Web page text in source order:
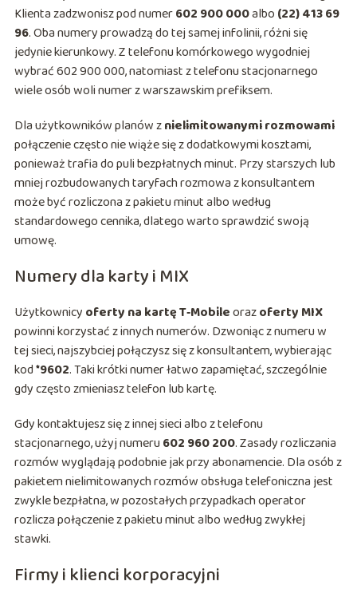
Klienta zadzwonisz pod numer602 900 000albo (22) 413 69
96. Oba numery prowadzą do tej samej infolinii, różni się
jedynie kierunkowy. Z telefonu komórkowego wygodniej
wybrać 602 900 000, natomiast z telefonu stacjonarnego
wiele osób woli numer z warszawskim prefiksem.
Dla użytkowników planów znielimitowanymi rozmowami
połączenie często nie wiąże się z dodatkowymi kosztami,
ponieważ trafia do puli bezpłatnych minut. Przy starszych lub
mniej rozbudowanych taryfach rozmowa z konsultantem
może być rozliczona z pakietu minut albo według
standardowego cennika, dlatego warto sprawdzić swoją
umowę.
Numery dla karty i MIX
Użytkownicy oferty na kartę T‑Mobileorazoferty MIX
powinni korzystać z innych numerów. Dzwoniąc z numeru w
tej sieci, najszybciej połączysz się z konsultantem, wybierając
kod*9602. Taki krótki numer łatwo zapamiętać, szczególnie
gdy często zmieniasz telefon lub kartę.
Gdy kontaktujesz się z innej sieci albo z telefonu
stacjonarnego, użyj numeru602 960 200. Zasady rozliczania
rozmów wyglądają podobnie jak przy abonamencie. Dla osób z
pakietem nielimitowanych rozmów obsługa telefoniczna jest
zwykle bezpłatna, w pozostałych przypadkach operator
rozlicza połączenie z pakietu minut albo według zwykłej
stawki.
Firmy i klienci korporacyjni